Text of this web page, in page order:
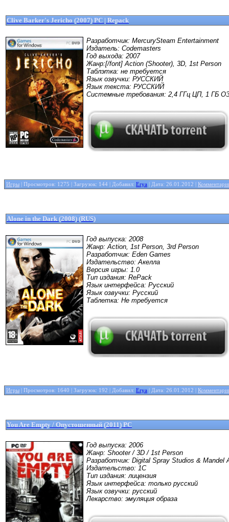
Clive Barker's Jericho (2007) PC | Repack
Разработчик: MercurySteam Entertainment
Издатель: Codemasters
Год выхода: 2007
Жанр:[/font] Action (Shooter), 3D, 1st Person
Таблэтка: не требуется
Язык озвучки: РУССКИЙ
Язык текста: РУССКИЙ
Системные требования: 2,4 ГГц ЦП, 1 ГБ
Игры | Просмотров: 1275 | Загрузок: 144 | Добавил: Erya | Дата: 26.01.2012
Alone in the Dark (2008) (RUS)
Год выпуска: 2008
Жанр: Action, 1st Person, 3rd Person
Разработчик: Eden Games
Издательство: Акелла
Версия игры: 1.0
Тип издания: RePack
Язык интерфейса: Русский
Язык озвучки: Русский
Таблетка: Не требуется
Игры | Просмотров: 1640 | Загрузок: 192 | Добавил: Erya | Дата: 26.01.2012
You Are Empty / Опустошенный (2011) РС
Год выпуска: 2006
Жанр: Shooter / 3D / 1st Person
Разработчик: Digital Spray Studios & Mandel
Издательство: 1С
Тип издания: лицензия
Язык интерфейса: только русский
Язык озвучки: русский
Лекарство: эмуляция образа